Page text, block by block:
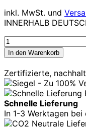
inkl. MwSt. und
INNERHALB
Buchstaben-
DOTTYS:
Individualisiere
deine
Brotbox!
Menge
In den Warenkorb
Zertifizierte,
Schnelle Lieferung
In 1-3 Werktagen bei